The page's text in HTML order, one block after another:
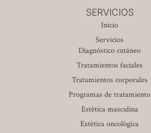
SERVICIOS
Inicio
Servicios
Diagnóstico cutáneo
Tratamientos faciales
Tratamientos corporales
Programas de tratamiento
Estètica masculina
Estètica oncològica